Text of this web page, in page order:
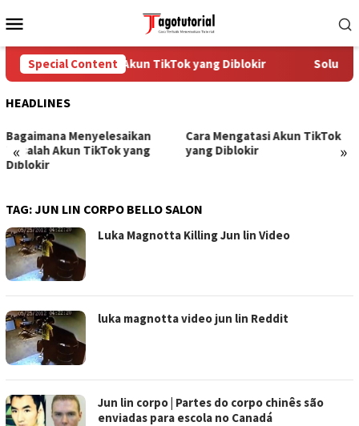
to
Menu
Special Content
Cara Mengatasi Akun TikTok yang Diblokir Solusi
HEADLINES
« »
Bagaimana Menyelesaikan
Masalah Akun TikTok yang
Diblokir
Cara Mengatasi Akun TikTok
yang Diblokir
TAG:JUN LIN CORPO BELLO SALON
Luka Magnotta Killing Jun lin Video
luka magnotta video jun lin Reddit
Jun lin corpo | Partes do corpo chinês são
enviadas para escola no Canadá